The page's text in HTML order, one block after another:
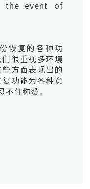
the event of
恢复的各种功
很重视多环境
方面表现出的
功能为各种意
不住称赞。